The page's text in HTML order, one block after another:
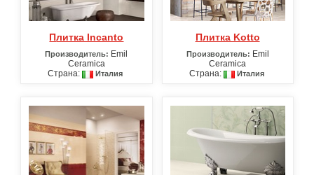
Плитка Incanto
Производитель: Emil
Ceramica
Страна:
Италия
Плитка Kotto
Производитель: Emil
Ceramica
Страна:
Италия